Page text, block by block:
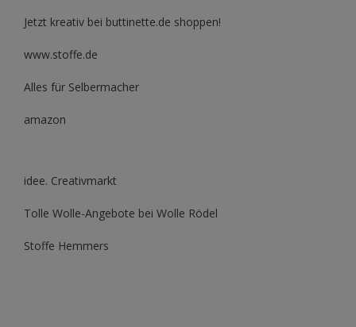
Jetzt kreativ bei buttinette.de shoppen!
www.stoffe.de
Alles für Selbermacher
amazon
idee. Creativmarkt
Tolle Wolle-Angebote bei Wolle Rödel
Stoffe Hemmers